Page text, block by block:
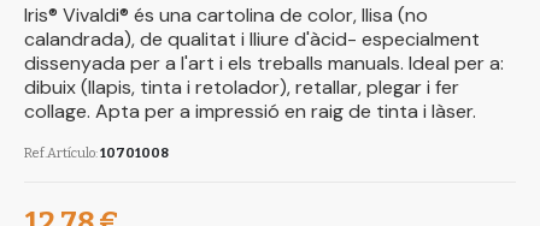
Iris® Vivaldi® és una cartolina de color, llisa (no
calandrada), de qualitat i lliure d'àcid- especialment
dissenyada per a l'art i els treballs manuals. Ideal per a:
dibuix (llapis, tinta i retolador), retallar, plegar i fer
collage. Apta per a impressió en raig de tinta i làser.
Ref.Artículo 10701008